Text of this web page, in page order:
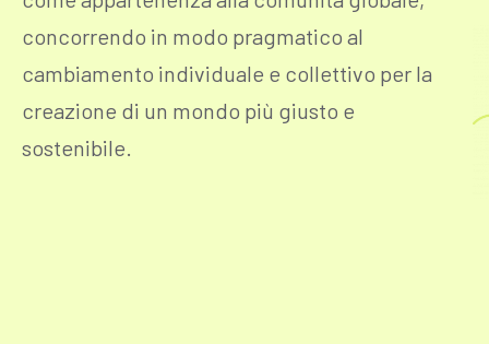
concorrendo in modo pragmatico al
cambiamento individuale e collettivo per la
creazione di un mondo più giusto e
sostenibile.